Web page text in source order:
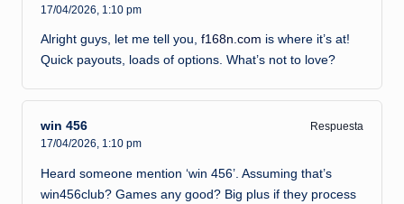
17/04/2026, 1:10 pm
Alright guys, let me tell you, f168n.com is where it’s at!
Quick payouts, loads of options. What’s not to love?
win 456
Respuesta
17/04/2026, 1:10 pm
Heard someone mention ‘win 456’. Assuming that’s
win456club? Games any good? Big plus if they process